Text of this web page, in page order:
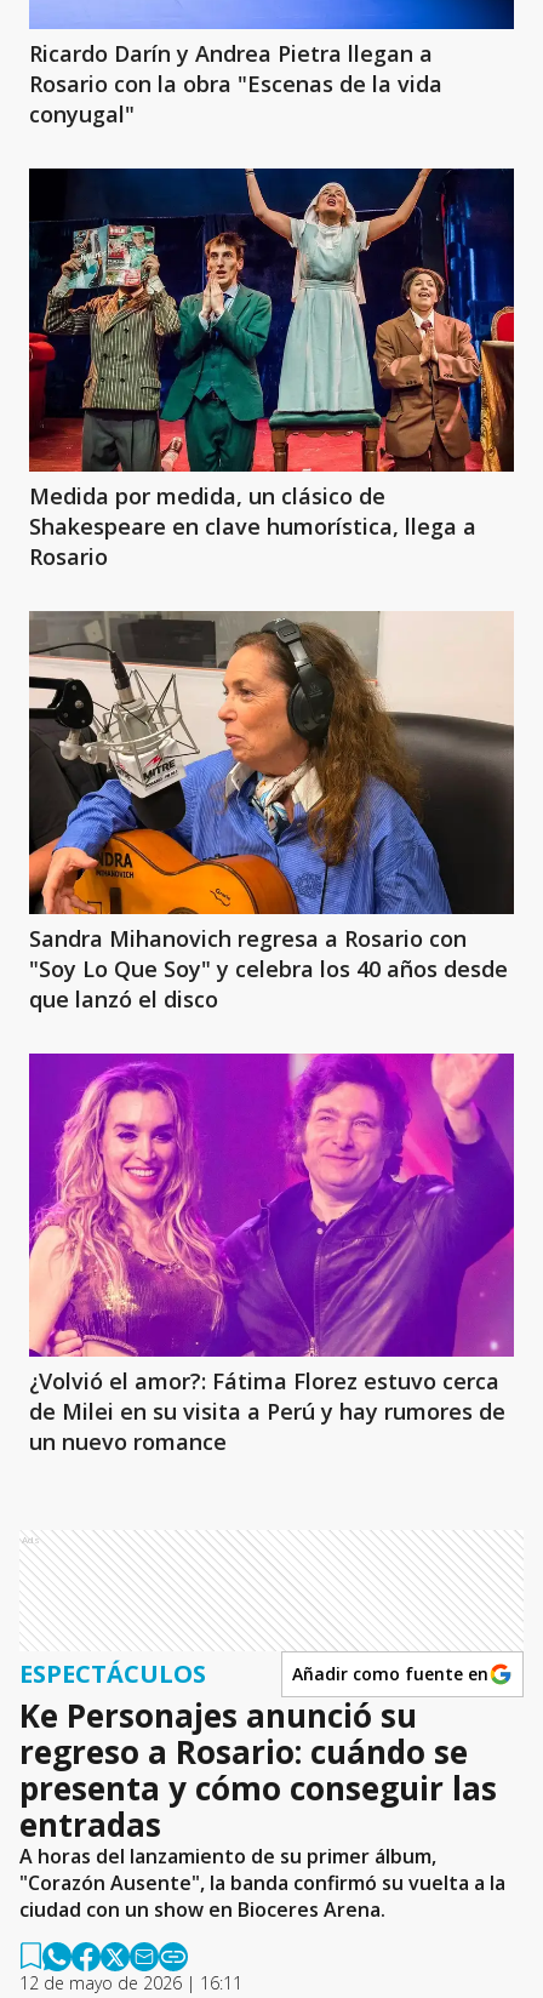
Ricardo Darín y Andrea Pietra llegan a
Rosario con la obra "Escenas de la vida
conyugal"
Medida por medida, un clásico de
Shakespeare en clave humorística, llega a
Rosario
Sandra Mihanovich regresa a Rosario con
"Soy Lo Que Soy" y celebra los 40 años desde
que lanzó el disco
¿Volvió el amor?: Fátima Florez estuvo cerca
de Milei en su visita a Perú y hay rumores de
un nuevo romance
Ads
ESPECTÁCULOS Añadir como fuente en
Ke Personajes anunció su
regreso a Rosario: cuándo se
presenta y cómo conseguir las
entradas
A horas del lanzamiento de su primer álbum,
"Corazón Ausente", la banda confirmó su vuelta a la
ciudad con un show en Bioceres Arena.
12 de mayo de 2026 | 16:11